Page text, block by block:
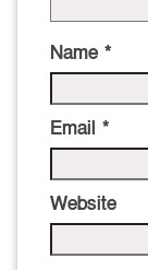
Name *
Email *
Website